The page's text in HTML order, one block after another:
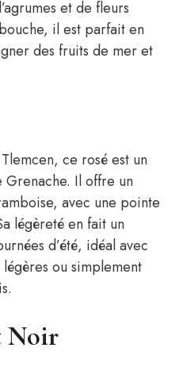
et de fleurs
il est parfait en
des fruits de mer et
ce rosé est un
Grenache. Il offre un
avec une pointe
légèreté en fait un
d’été, idéal avec
ou simplement
Noir